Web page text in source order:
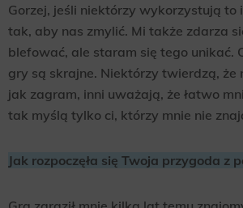
Gorzej, jeśli niektórzy wykorzystują to
tak, aby nas zmylić. Mi także zdarza
blefować, ale staram się tego unikać.
gry są skrajne. Niektórzy twierdzą, że
jak zagram, inni uważają, że łatwo
tak myślą tylko ci, którzy mnie nie
Jak rozpoczęła się Twoja przygoda z